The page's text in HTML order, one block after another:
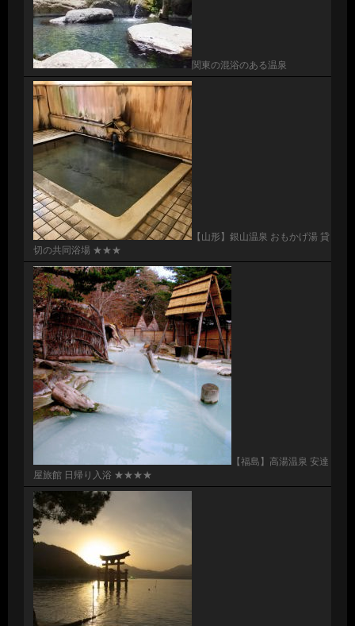
関東の混浴のある温泉
【山形】銀山温泉 おもかげ湯 貸
切の共同浴場 ★★★
【福島】高湯温泉 安達
屋旅館 日帰り入浴 ★★★★